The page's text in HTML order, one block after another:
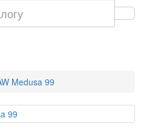
Medusa 99